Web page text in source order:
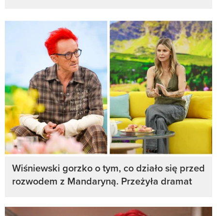
Wiśniewski gorzko o tym, co działo się przed
rozwodem z Mandaryną. Przeżyła dramat